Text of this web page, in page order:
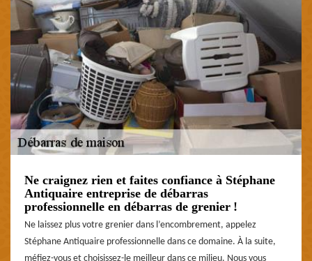
Ne craignez rien et faites confiance à Stéphane
Antiquaire entreprise de débarras
professionnelle en débarras de grenier !
Ne laissez plus votre grenier dans l’encombrement, appelez
Stéphane Antiquaire professionnelle dans ce domaine. À la suite,
méfiez-vous et choisissez-le meilleur dans ce milieu. Nous vous